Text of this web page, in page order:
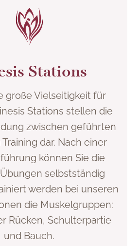
Stations
große Vielseitigkeit für
Stations stellen die
zwischen geführten
dar. Nach einer
können Sie die
selbstständig
werden bei unseren
die Muskelgruppen:
Rücken, Schulterpartie
und Bauch.